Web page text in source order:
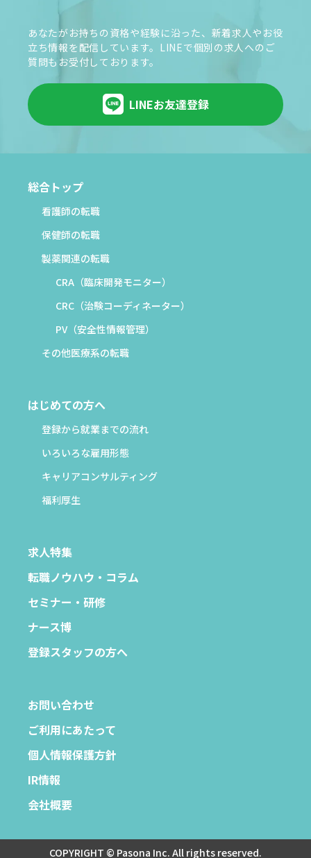
あなたがお持ちの資格や経験に沿った、新着求人やお役
立ち情報を配信しています。LINEで個別の求人へのご
質問もお受付しております。
LINEお友達登録
総合トップ
看護師の転職
保健師の転職
製薬関連の転職
CRA（臨床開発モニター）
CRC（治験コーディネーター）
PV（安全性情報管理）
その他医療系の転職
はじめての方へ
登録から就業までの流れ
いろいろな雇用形態
キャリアコンサルティング
福利厚生
求人特集
転職ノウハウ・コラム
セミナー・研修
ナース博
登録スタッフの方へ
お問い合わせ
ご利用にあたって
個人情報保護方針
IR情報
会社概要
COPYRIGHT © Pasona Inc. All rights reserved.